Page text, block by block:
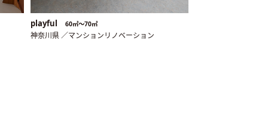
playful 60㎡〜70㎡
神奈川県 ／マンションリノベーション